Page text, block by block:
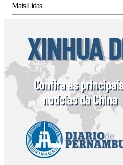
Mais Lidas